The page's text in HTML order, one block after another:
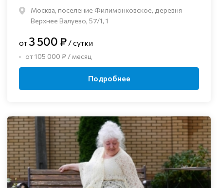
Москва, поселение Филимонковское, деревня
Верхнее Валуево, 57/1, 1
от 3 500 ₽ / сутки
от 105 000 ₽ / месяц
Подробнее